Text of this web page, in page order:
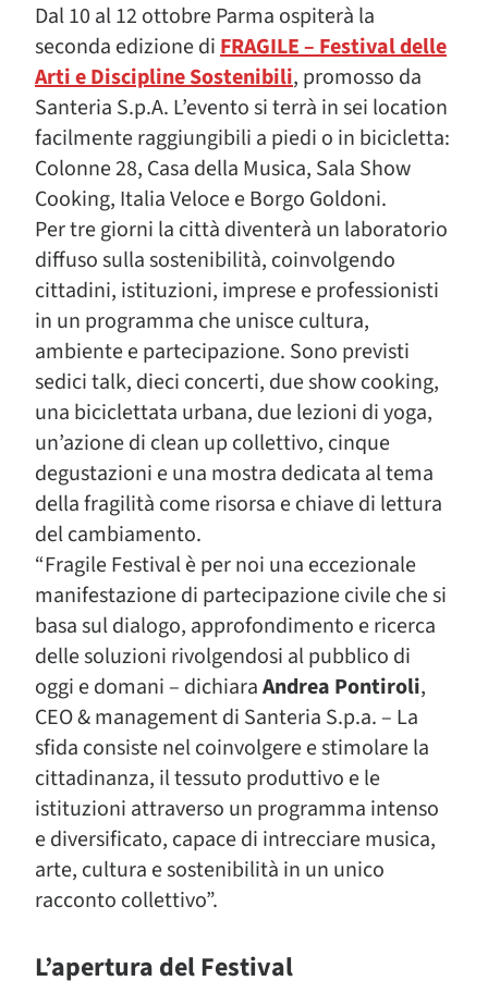
Dal 10 al 12 ottobre Parma ospiterà la
seconda edizione diFRAGILE – Festival delle
Arti e Discipline Sostenibili, promosso da
Santeria S.p.A. L’evento si terrà in sei location
facilmente raggiungibili a piedi o in bicicletta:
Colonne 28, Casa della Musica, Sala Show
Cooking, Italia Veloce e Borgo Goldoni.
Per tre giorni la città diventerà un laboratorio
diffuso sulla sostenibilità, coinvolgendo
cittadini, istituzioni, imprese e professionisti
in un programma che unisce cultura,
ambiente e partecipazione. Sono previsti
sedici talk, dieci concerti, due show cooking,
una biciclettata urbana, due lezioni di yoga,
un’azione di clean up collettivo, cinque
degustazioni e una mostra dedicata al tema
della fragilità come risorsa e chiave di lettura
del cambiamento.
“Fragile Festival è per noi una eccezionale
manifestazione di partecipazione civile che si
basa sul dialogo, approfondimento e ricerca
delle soluzioni rivolgendosi al pubblico di
oggi e domani – dichiaraAndrea Pontiroli,
CEO & management di Santeria S.p.a. – La
sfida consiste nel coinvolgere e stimolare la
cittadinanza, il tessuto produttivo e le
istituzioni attraverso un programma intenso
e diversificato, capace di intrecciare musica,
arte, cultura e sostenibilità in un unico
racconto collettivo”.
L’apertura del Festival